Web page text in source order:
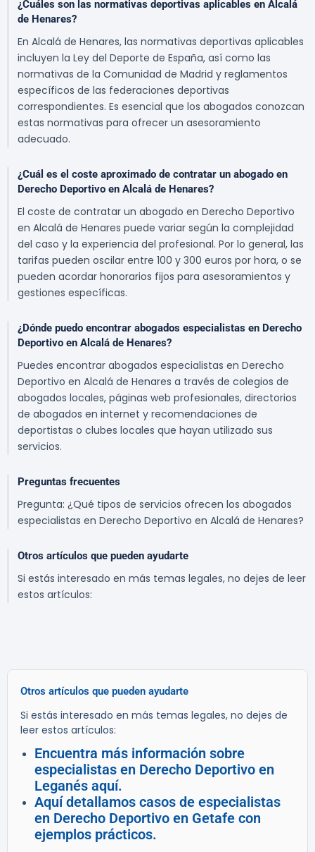
¿Cuáles son las normativas deportivas aplicables en Alcalá
de Henares?
En Alcalá de Henares, las normativas deportivas aplicables
incluyen la Ley del Deporte de España, así como las
normativas de la Comunidad de Madrid y reglamentos
específicos de las federaciones deportivas
correspondientes. Es esencial que los abogados conozcan
estas normativas para ofrecer un asesoramiento
adecuado.
¿Cuál es el coste aproximado de contratar un abogado en
Derecho Deportivo en Alcalá de Henares?
El coste de contratar un abogado en Derecho Deportivo
en Alcalá de Henares puede variar según la complejidad
del caso y la experiencia del profesional. Por lo general, las
tarifas pueden oscilar entre 100 y 300 euros por hora, o se
pueden acordar honorarios fijos para asesoramientos y
gestiones específicas.
¿Dónde puedo encontrar abogados especialistas en Derecho
Deportivo en Alcalá de Henares?
Puedes encontrar abogados especialistas en Derecho
Deportivo en Alcalá de Henares a través de colegios de
abogados locales, páginas web profesionales, directorios
de abogados en internet y recomendaciones de
deportistas o clubes locales que hayan utilizado sus
servicios.
Preguntas frecuentes
Pregunta: ¿Qué tipos de servicios ofrecen los abogados
especialistas en Derecho Deportivo en Alcalá de Henares?
Otros artículos que pueden ayudarte
Si estás interesado en más temas legales, no dejes de leer
estos artículos:
Otros artículos que pueden ayudarte
Si estás interesado en más temas legales, no dejes de
leer estos artículos:
Encuentra más información sobre
especialistas en Derecho Deportivo en
Leganés aquí.
Aquí detallamos casos de especialistas
en Derecho Deportivo en Getafe con
ejemplos prácticos.